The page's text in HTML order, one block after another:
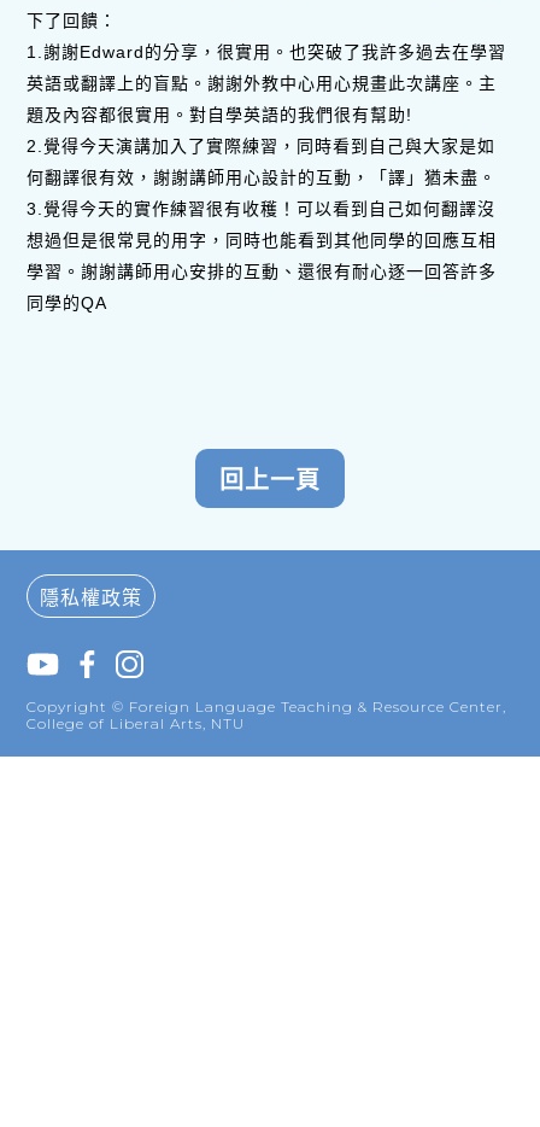
下了回饋：
1.謝謝Edward的分享，很實用。也突破了我許多過去在學習
英語或翻譯上的盲點。謝謝外教中心用心規畫此次講座。主
題及內容都很實用。對自學英語的我們很有幫助!
2.覺得今天演講加入了實際練習，同時看到自己與大家是如
何翻譯很有效，謝謝講師用心設計的互動，「譯」猶未盡。
3.覺得今天的實作練習很有收穫！可以看到自己如何翻譯沒
想過但是很常見的用字，同時也能看到其他同學的回應互相
學習。謝謝講師用心安排的互動、還很有耐心逐一回答許多
同學的QA
隱私權政策
Copyright © Foreign Language Teaching & Resource Center,
College of Liberal Arts, NTU